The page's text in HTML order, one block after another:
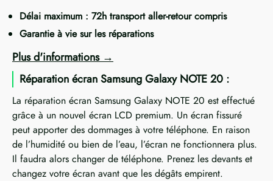
Délai maximum : 72h transport aller-retour compris
Garantie à vie sur les réparations
Plus d'informations
Réparation écran Samsung Galaxy NOTE 20 :
La réparation écran Samsung Galaxy NOTE 20 est effectué
grâce à un nouvel écran LCD premium. Un écran fissuré
peut apporter des dommages à votre téléphone. En raison
de l’humidité ou bien de l’eau, l’écran ne fonctionnera plus.
Il faudra alors changer de téléphone. Prenez les devants et
changez votre écran avant que les dégâts empirent.